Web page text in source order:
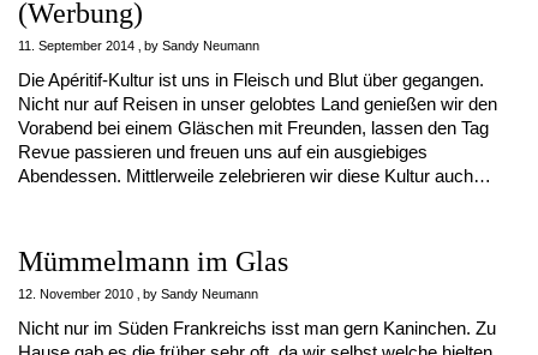
(Werbung)
11. September 2014 by Sandy Neumann
Die Apéritif-Kultur ist uns in Fleisch und Blut über gegangen.
Nicht nur auf Reisen in unser gelobtes Land genießen wir den
Vorabend bei einem Gläschen mit Freunden, lassen den Tag
Revue passieren und freuen uns auf ein ausgiebiges
Abendessen. Mittlerweile zelebrieren wir diese Kultur auch…
Mümmelmann im Glas
12. November 2010 by Sandy Neumann
Nicht nur im Süden Frankreichs isst man gern Kaninchen. Zu